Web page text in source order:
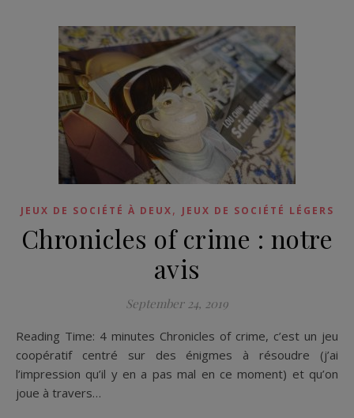
JEUX DE SOCIÉTÉ À DEUX, JEUX DE SOCIÉTÉ LÉGERS
Chronicles of crime : notre
avis
September 24, 2019
Reading Time: 4 minutes Chronicles of crime, c’est un jeu
coopératif centré sur des énigmes à résoudre (j’ai
l’impression qu’il y en a pas mal en ce moment) et qu’on
joue à travers…